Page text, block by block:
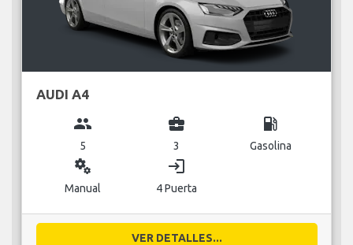
AUDI A4
group
5
business_center
3
local_gas_station
Gasolina
miscellaneous_services
Manual
login
4 Puerta
VER DETALLES...